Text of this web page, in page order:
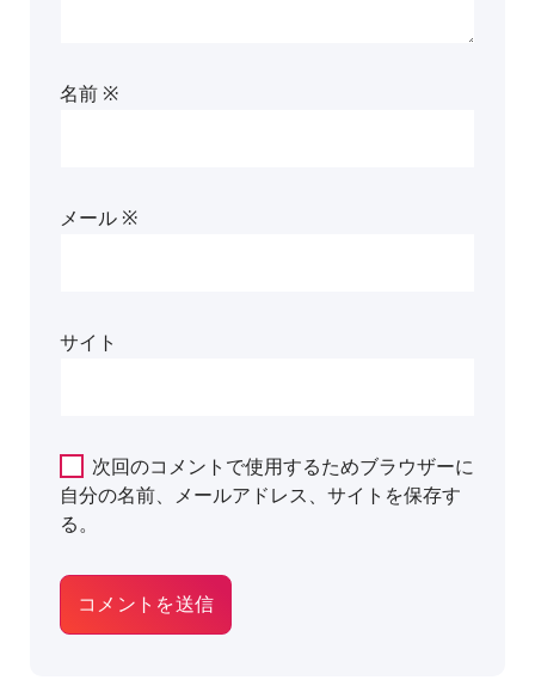
名前 ※
メール ※
サイト
次回のコメントで使用するためブラウザーに
自分の名前、メールアドレス、サイトを保存す
る。